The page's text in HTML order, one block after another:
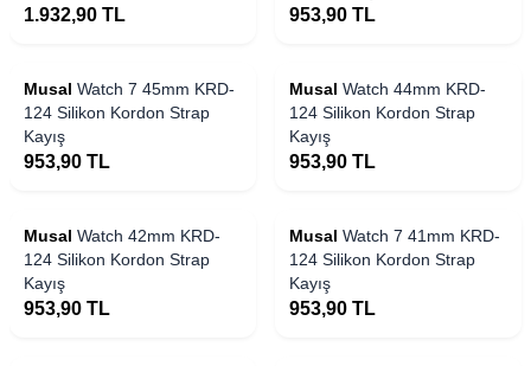
1.932,90 TL 953,90 TL
Musal Watch 7 45mm KRD-
124 Silikon Kordon Strap
Kayış
953,90 TL
Musal Watch 44mm KRD-
124 Silikon Kordon Strap
Kayış
953,90 TL
Musal Watch 42mm KRD-
124 Silikon Kordon Strap
Kayış
953,90 TL
Musal Watch 7 41mm KRD-
124 Silikon Kordon Strap
Kayış
953,90 TL